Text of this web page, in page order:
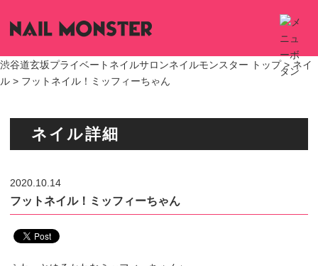
渋谷道玄坂プライベートネイルサロンネイルモンスター トップ > ネイ
ル > フットネイル！ミッフィーちゃん
ネイル詳細
2020.10.14
フットネイル！ミッフィーちゃん